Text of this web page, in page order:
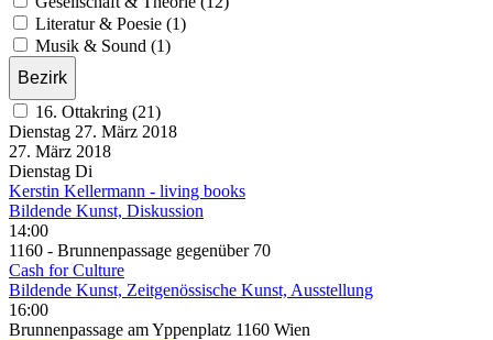
Literatur & Poesie (1)
Musik & Sound (1)
Bezirk
16. Ottakring (21)
Dienstag 27. März 2018
27. März 2018
Dienstag Di
Kerstin Kellermann - living books
Bildende Kunst, Diskussion
14:00
1160 - Brunnenpassage gegenüber 70
Cash for Culture
Bildende Kunst, Zeitgenössische Kunst, Ausstellung
16:00
Brunnenpassage am Yppenplatz 1160 Wien